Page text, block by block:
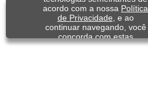
acordo com a nossa Política
de Privacidade , e ao
continuar navegando, você
concorda com estas
condições.